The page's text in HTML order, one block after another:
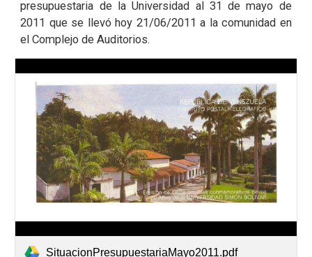
presupuestaria de la Universidad al 31 de mayo de
2011 que se llevó hoy 21/06/2011 a la comunidad en
el Complejo de Auditorios.
SituacionPresupuestariaMayo2011.pdf